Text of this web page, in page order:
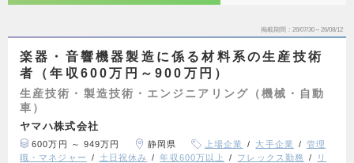
掲載期間 26/07/30～26/08/12
楽器・音響機器製造に係る材料系の生産技術
者（年収600万円～900万円）
生産技術・製造技術・エンジニアリング（機械・自動
車）
ヤマハ株式会社
600万円 ～ 949万円 静岡県 上場企業 大手企業
管理
職・マネジャー
土日祝休み 年収600万以上 フレックス勤務
リ